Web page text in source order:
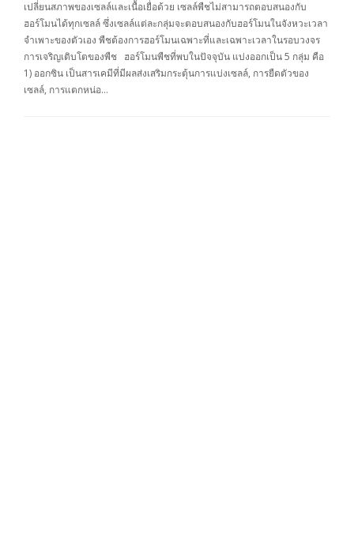
เปลี่ยนสภาพของเซลล์และเนื้อเยื่อด้วย เซลล์พืชไม่สามารถตอบสนองกับ
ฮอร์โมนได้ทุกเซลล์ ซึ่งเซลล์แต่ละกลุ่มจะตอบสนองกับฮอร์โมนในจังหวะเวลา
จำเพาะของตัวเอง พืชต้องการฮอร์โมนเฉพาะที่และเฉพาะเวลาในรอบวงจร
การเจริญเติบโตของพืช ฮอร์โมนพืชที่พบในปัจจุบัน แบ่งออกเป็น 5 กลุ่ม คือ
1) ออกซิน เป็นสารเคมีที่มีผลส่งเสริมกระตุ้นการแบ่งเซลล์, การยืดตัวของ
เซลล์, การแตกหน่อ…